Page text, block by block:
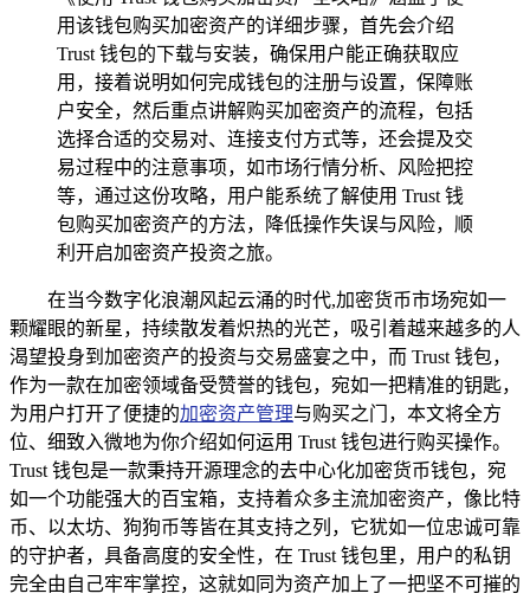
用该钱包购买加密资产的详细步骤，首先会介绍
Trust 钱包的下载与安装，确保用户能正确获取应
用，接着说明如何完成钱包的注册与设置，保障账
户安全，然后重点讲解购买加密资产的流程，包括
选择合适的交易对、连接支付方式等，还会提及交
易过程中的注意事项，如市场行情分析、风险把控
等，通过这份攻略，用户能系统了解使用 Trust 钱
包购买加密资产的方法，降低操作失误与风险，顺
利开启加密资产投资之旅。
在当今数字化浪潮风起云涌的时代,加密货币市场宛如一
颗耀眼的新星，持续散发着炽热的光芒，吸引着越来越多的人
渴望投身到加密资产的投资与交易盛宴之中，而 Trust 钱包，
作为一款在加密领域备受赞誉的钱包，宛如一把精准的钥匙，
为用户打开了便捷的加密资产管理与购买之门，本文将全方
位、细致入微地为你介绍如何运用 Trust 钱包进行购买操作。
Trust 钱包是一款秉持开源理念的去中心化加密货币钱包，宛
如一个功能强大的百宝箱，支持着众多主流加密资产，像比特
币、以太坊、狗狗币等皆在其支持之列，它犹如一位忠诚可靠
的守护者，具备高度的安全性，在 Trust 钱包里，用户的私钥
完全由自己牢牢掌控，这就如同为资产加上了一把坚不可摧的